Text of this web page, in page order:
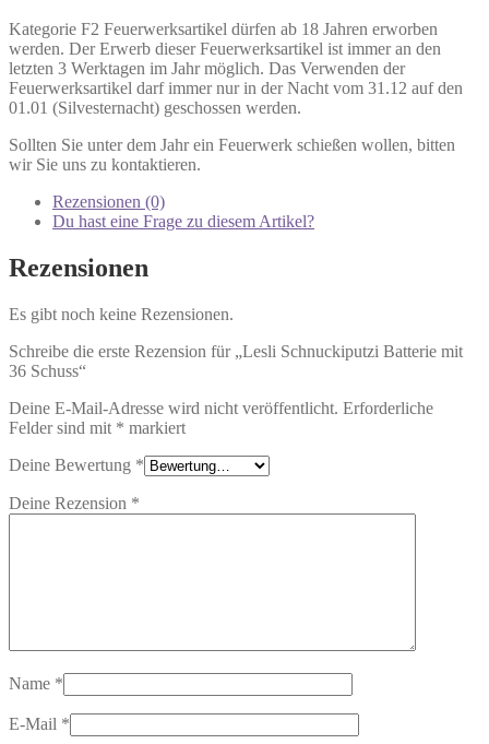
Kategorie F2 Feuerwerksartikel dürfen ab 18 Jahren erworben
werden. Der Erwerb dieser Feuerwerksartikel ist immer an den
letzten 3 Werktagen im Jahr möglich. Das Verwenden der
Feuerwerksartikel darf immer nur in der Nacht vom 31.12 auf den
01.01 (Silvesternacht) geschossen werden.
Sollten Sie unter dem Jahr ein Feuerwerk schießen wollen, bitten
wir Sie uns zu kontaktieren.
Rezensionen (0)
Du hast eine Frage zu diesem Artikel?
Rezensionen
Es gibt noch keine Rezensionen.
Schreibe die erste Rezension für „Lesli Schnuckiputzi Batterie mit
36 Schuss“
Deine E-Mail-Adresse wird nicht veröffentlicht. Erforderliche
Felder sind mit * markiert
Deine Bewertung *
Deine Rezension *
Name *
E-Mail *